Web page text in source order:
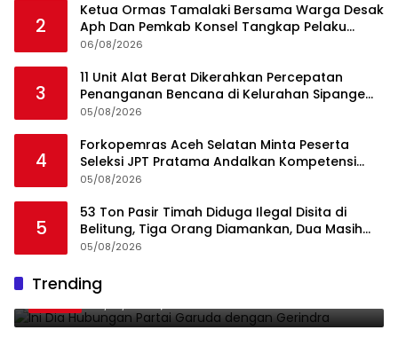
2
Ketua Ormas Tamalaki Bersama Warga Desak
Aph Dan Pemkab Konsel Tangkap Pelaku
Angkut Cangkang Sawit Overload, Truk PT KAP
06/08/2026
3
11 Unit Alat Berat Dikerahkan Percepatan
Penanganan Bencana di Kelurahan Sipange
Kecamatan Tukka
05/08/2026
4
Forkopemras Aceh Selatan Minta Peserta
Seleksi JPT Pratama Andalkan Kompetensi
dan Integritas, Bukan Kedekatan
05/08/2026
5
53 Ton Pasir Timah Diduga Ilegal Disita di
Belitung, Tiga Orang Diamankan, Dua Masih
Diburu
05/08/2026
Trending
1
Gerindra
19/02/2018 0